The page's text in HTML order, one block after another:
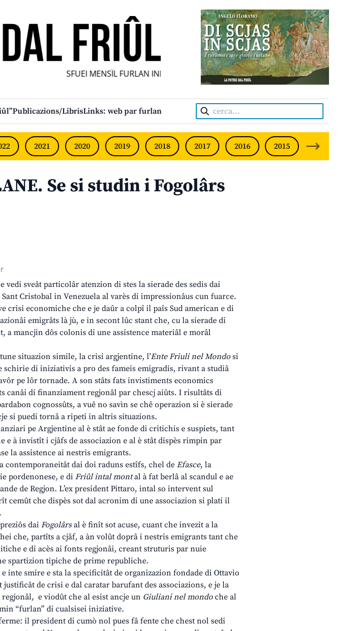
SFUEI MENSÎL FURLAN INDIPENDENT • INDEPENDENT FRIULIAN MONTHLY
Publicazions/LibrisLinks: web par furlan Cerca:
2021 2020 2019 2018 2017 2016 2015 2014
Se si studin i Fogolârs
vedi sveât particolâr atenzion di stes la sierade des sedis dai
Cristobal in Venezuela al varès di impressionâus cun fuarce.
crisi economiche che e je daûr a colpî il paîs Sud american e di
emigrâts là jù, e in secont lûc stant che, cu la sierade di
a mancjin dôs colonis di une assistence materiâl e morâl
situazion simile, la crisi argjentine, l’Ente Friuli nel Mondosi
schirie di iniziativis a pro des fameis emigradis, rivant a studiâ
pe lôr tornade. A son stâts fats invistiments economics
canâi di finanziament regjonâl par chescj aiûts. I risultâts di
cognossûts, a vuê no savìn se chê operazion si è sierade
si puedi tornâ a ripeti in altris situazions.
pe Argjentine al è stât ae fonde di critichis e suspiets, tant
e à invistît i cjâfs de associazion e al è stât dispès rimpin par
la assistence ai nestris emigrants.
contemporaneitât dai doi raduns estîfs, chel deEfasce, la
pordenonese, e diFriûl intal montal à fat berlâ al scandul e ae
de Regjon. L’ex president Pittaro, intal so intervent sul
cemût che dispès sot dal acronim di une associazion si plati il
dai Fogolârsal è finît sot acuse, cuant che invezit a la
che, partîts a cjâf, a àn volût doprâ i nestris emigrants tant che
e di acès ai fonts regjonâi, creant struturis par nuie
spartizion tipiche de prime republiche.
inte smire e sta la specificitât de organizazion fondade di Ottavio
de crisi e dal caratar barufant des associazions, e je la
e viodût che al esist ancje un Giuliani nel mondoche al
“furlan” di cualsisei iniziative.
il president di cumò nol pues fâ fente che chest nol sedi